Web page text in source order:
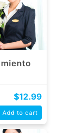
$12.99
Add to cart